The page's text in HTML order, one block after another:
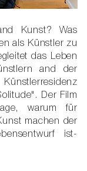
Kunst? Was
als Künstler zu
das Leben
and der
Der Film
warum für
machen der
ist-